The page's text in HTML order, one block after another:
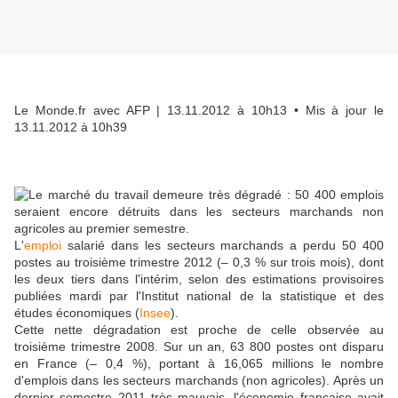
Le Monde.fr avec AFP| 13.11.2012 à 10h13 • Mis à jour le
13.11.2012 à 10h39
L'emploi salarié dans les secteurs marchands a perdu 50 400
postes au troisième trimestre 2012 (– 0,3 % sur trois mois), dont
les deux tiers dans l'intérim, selon des estimations provisoires
publiées mardi par l'Institut national de la statistique et des
études économiques (Insee).
Cette nette dégradation est proche de celle observée au
troisième trimestre 2008. Sur un an, 63 800 postes ont disparu
en France (– 0,4 %), portant à 16,065 millions le nombre
d'emplois dans les secteurs marchands (non agricoles). Après un